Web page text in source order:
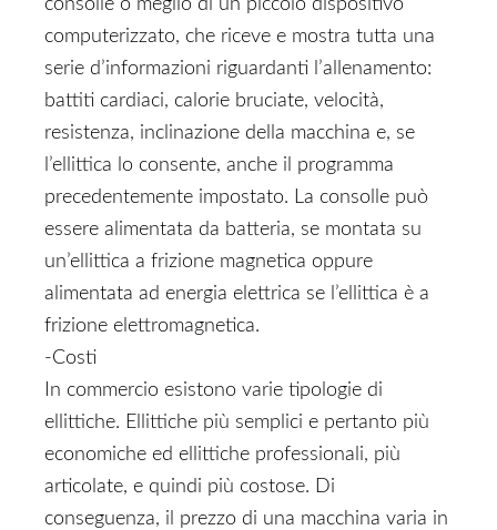
consolle o meglio di un piccolo dispositivo
computerizzato, che riceve e mostra tutta una
serie d’informazioni riguardanti l’allenamento:
battiti cardiaci, calorie bruciate, velocità,
resistenza, inclinazione della macchina e, se
l’ellittica lo consente, anche il programma
precedentemente impostato. La consolle può
essere alimentata da batteria, se montata su
un’ellittica a frizione magnetica oppure
alimentata ad energia elettrica se l’ellittica è a
frizione elettromagnetica.
-Costi
In commercio esistono varie tipologie di
ellittiche. Ellittiche più semplici e pertanto più
economiche ed ellittiche professionali, più
articolate, e quindi più costose. Di
conseguenza, il prezzo di una macchina varia in